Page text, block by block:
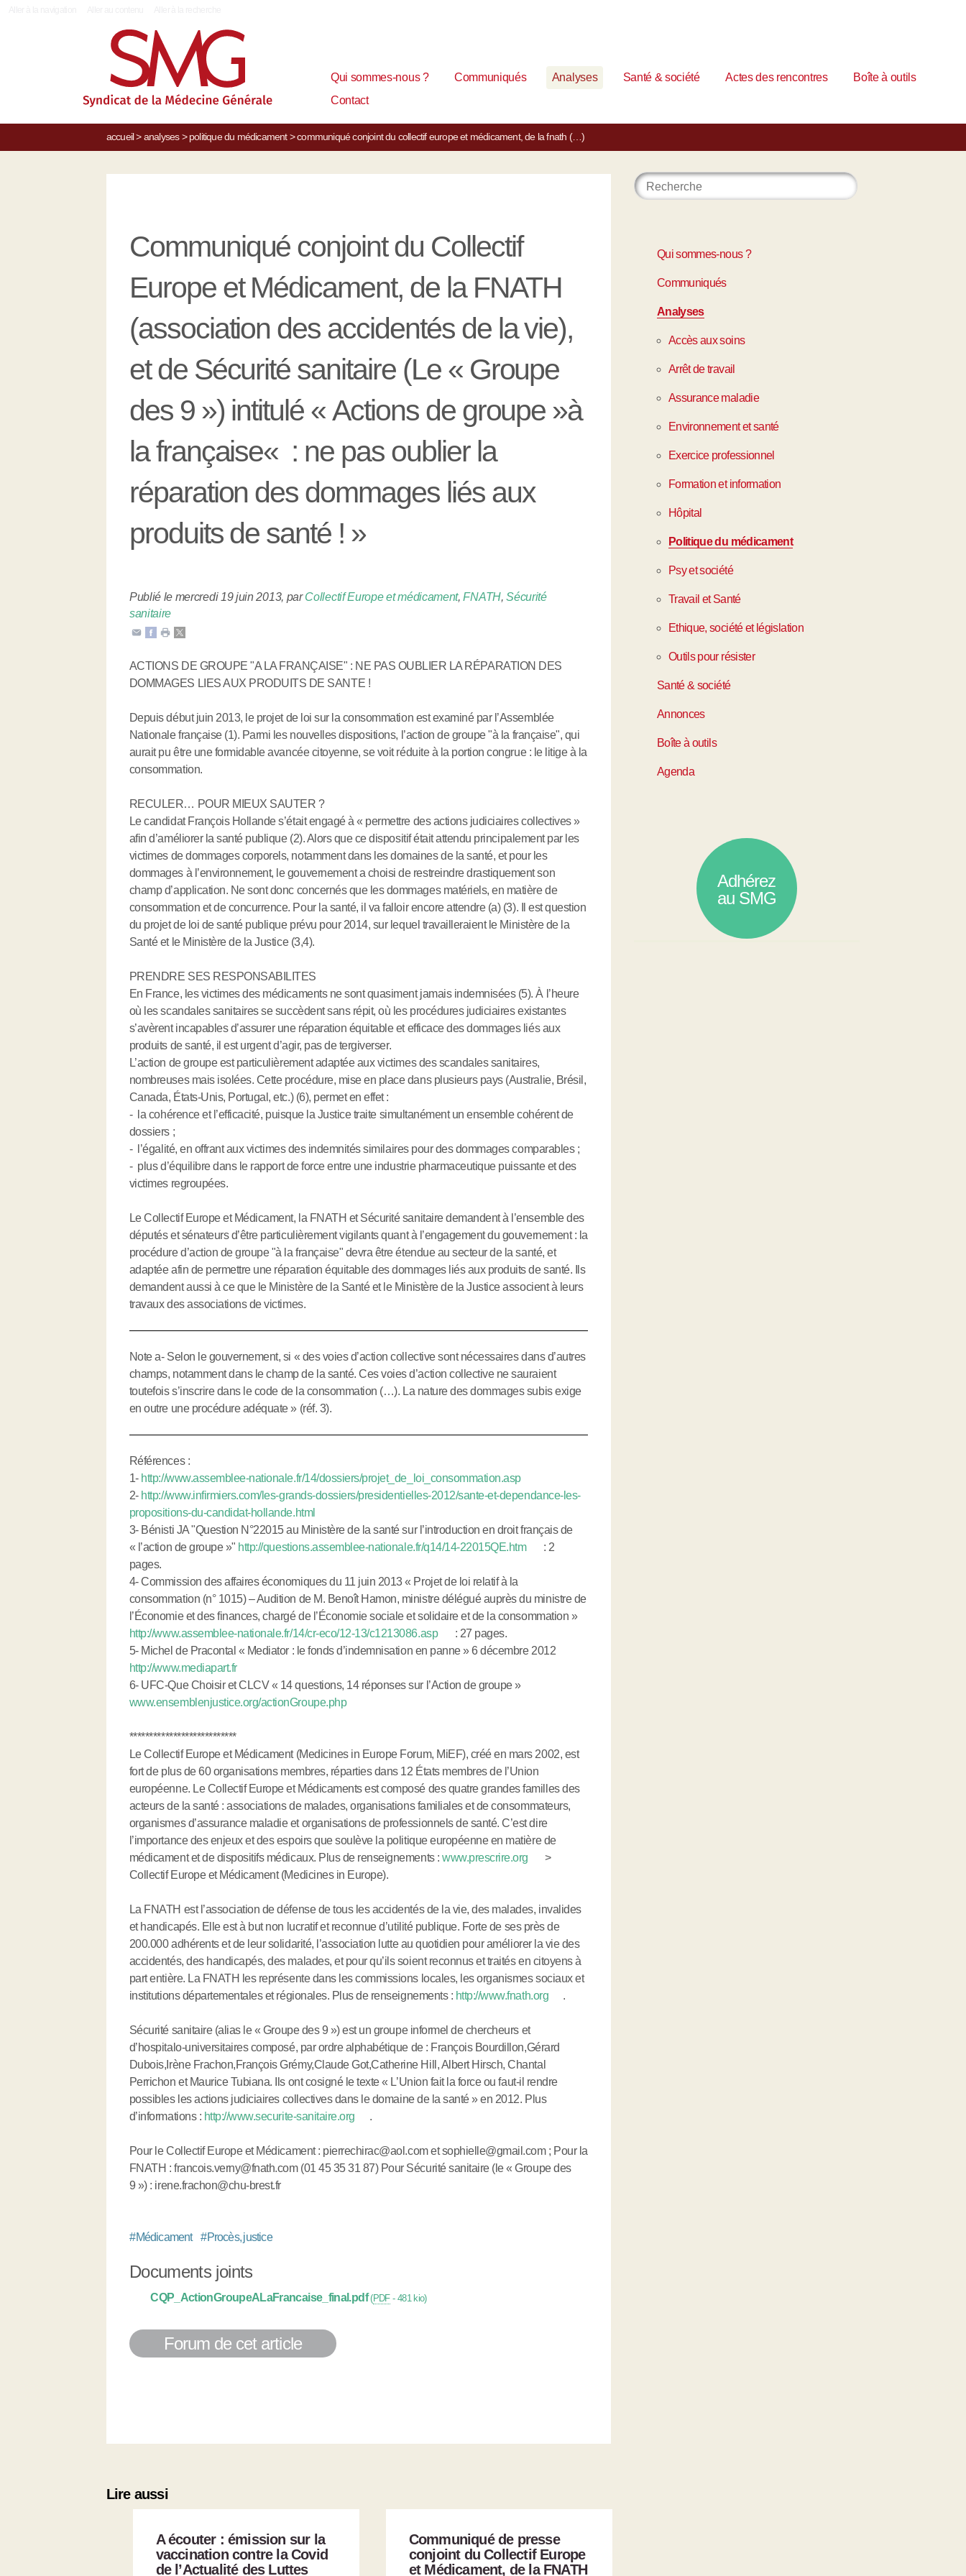
Qui sommes-nous ? Communiqués Analyses Santé & société Actes des rencontres
Boîte à outils
Contact
accueil> analyses> politique du médicament> communiqué conjoint du collectif europe et médicament, de la fnath (…)
Communiqué conjoint du Collectif
Europe et Médicament, de la FNATH
(association des accidentés de la vie),
et de Sécurité sanitaire (Le « Groupe
des 9 ») intitulé « Actions de groupe »à
la française« : ne pas oublier la
réparation des dommages liés aux
produits de santé ! »
Publié le mercredi 19 juin 2013, parCollectif Europe et médicament,FNATH,Sécurité
sanitaire
ACTIONS DE GROUPE "A LA FRANÇAISE" : NE PAS OUBLIER LA RÉPARATION DES
DOMMAGES LIES AUX PRODUITS DE SANTE !
Depuis début juin 2013, le projet de loi sur la consommation est examiné par l’Assemblée
Nationale française (1). Parmi les nouvelles dispositions, l’action de groupe "à la française", qui
aurait pu être une formidable avancée citoyenne, se voit réduite à la portion congrue : le litige à la
consommation.
RECULER… POUR MIEUX SAUTER ?
Le candidat François Hollande s’était engagé à « permettre des actions judiciaires collectives »
afin d’améliorer la santé publique (2). Alors que ce dispositif était attendu principalement par les
victimes de dommages corporels, notamment dans les domaines de la santé, et pour les
dommages à l’environnement, le gouvernement a choisi de restreindre drastiquement son
champ d’application. Ne sont donc concernés que les dommages matériels, en matière de
consommation et de concurrence. Pour la santé, il va falloir encore attendre (a) (3). Il est question
du projet de loi de santé publique prévu pour 2014, sur lequel travailleraient le Ministère de la
Santé et le Ministère de la Justice (3,4).
PRENDRE SES RESPONSABILITES
En France, les victimes des médicaments ne sont quasiment jamais indemnisées (5). À l’heure
où les scandales sanitaires se succèdent sans répit, où les procédures judiciaires existantes
s’avèrent incapables d’assurer une réparation équitable et efficace des dommages liés aux
produits de santé, il est urgent d’agir, pas de tergiverser.
L’action de groupe est particulièrement adaptée aux victimes des scandales sanitaires,
nombreuses mais isolées. Cette procédure, mise en place dans plusieurs pays (Australie, Brésil,
Canada, États-Unis, Portugal, etc.) (6), permet en effet :
- la cohérence et l’efficacité, puisque la Justice traite simultanément un ensemble cohérent de
dossiers ;
- l’égalité, en offrant aux victimes des indemnités similaires pour des dommages comparables ;
- plus d’équilibre dans le rapport de force entre une industrie pharmaceutique puissante et des
victimes regroupées.
Le Collectif Europe et Médicament, la FNATH et Sécurité sanitaire demandent à l’ensemble des
députés et sénateurs d’être particulièrement vigilants quant à l’engagement du gouvernement : la
procédure d’action de groupe "à la française" devra être étendue au secteur de la santé, et
adaptée afin de permettre une réparation équitable des dommages liés aux produits de santé. Ils
demandent aussi à ce que le Ministère de la Santé et le Ministère de la Justice associent à leurs
travaux des associations de victimes.
Note a- Selon le gouvernement, si « des voies d’action collective sont nécessaires dans d’autres
champs, notamment dans le champ de la santé. Ces voies d’action collective ne sauraient
toutefois s’inscrire dans le code de la consommation (…). La nature des dommages subis exige
en outre une procédure adéquate » (réf. 3).
Références :
1- http://www.assemblee-nationale.fr/14/dossiers/projet_de_loi_consommation.asp
2- http://www.infirmiers.com/les-grands-dossiers/presidentielles-2012/sante-et-dependance-les-
propositions-du-candidat-hollande.html
3- Bénisti JA "Question N°22015 au Ministère de la santé sur l’introduction en droit français de
« l’action de groupe »" http://questions.assemblee-nationale.fr/q14/14-22015QE.htm
: 2
pages.
4- Commission des affaires économiques du 11 juin 2013 « Projet de loi relatif à la
consommation (n° 1015) – Audition de M. Benoît Hamon, ministre délégué auprès du ministre de
l’Économie et des finances, chargé de l’Économie sociale et solidaire et de la consommation »
http://www.assemblee-nationale.fr/14/cr-eco/12-13/c1213086.asp
: 27 pages.
5- Michel de Pracontal « Mediator : le fonds d’indemnisation en panne » 6 décembre 2012
http://www.mediapart.fr
6- UFC-Que Choisir et CLCV « 14 questions, 14 réponses sur l’Action de groupe »
www.ensemblenjustice.org/actionGroupe.php
***************************
Le Collectif Europe et Médicament (Medicines in Europe Forum, MiEF), créé en mars 2002, est
fort de plus de 60 organisations membres, réparties dans 12 États membres de l’Union
européenne. Le Collectif Europe et Médicaments est composé des quatre grandes familles des
acteurs de la santé : associations de malades, organisations familiales et de consommateurs,
organismes d’assurance maladie et organisations de professionnels de santé. C’est dire
l’importance des enjeux et des espoirs que soulève la politique européenne en matière de
médicament et de dispositifs médicaux. Plus de renseignements :www.prescrire.org
>
Collectif Europe et Médicament (Medicines in Europe).
La FNATH est l’association de défense de tous les accidentés de la vie, des malades, invalides
et handicapés. Elle est à but non lucratif et reconnue d’utilité publique. Forte de ses près de
200.000 adhérents et de leur solidarité, l’association lutte au quotidien pour améliorer la vie des
accidentés, des handicapés, des malades, et pour qu’ils soient reconnus et traités en citoyens à
part entière. La FNATH les représente dans les commissions locales, les organismes sociaux et
institutions départementales et régionales. Plus de renseignements : http://www.fnath.org .
Sécurité sanitaire (alias le « Groupe des 9 ») est un groupe informel de chercheurs et
d’hospitalo-universitaires composé, par ordre alphabétique de : François Bourdillon,Gérard
Dubois,Irène Frachon,François Grémy,Claude Got,Catherine Hill, Albert Hirsch, Chantal
Perrichon et Maurice Tubiana. Ils ont cosigné le texte « L’Union fait la force ou faut-il rendre
possibles les actions judiciaires collectives dans le domaine de la santé » en 2012. Plus
d’informations : http://www.securite-sanitaire.org .
Pour le Collectif Europe et Médicament : pierrechirac@aol.com et sophielle@gmail.com ; Pour la
FNATH : francois.verny@fnath.com (01 45 35 31 87) Pour Sécurité sanitaire (le « Groupe des
9 ») : irene.frachon@chu-brest.fr
#Médicament #Procès, justice
Documents joints
CQP_ActionGroupeALaFrancaise_final.pdf (PDF- 481 kio)
Forum de cet article
Lire aussi
A écouter : émission sur la
vaccination contre la Covid
de l’Actualité des Luttes
Communiqué de presse
conjoint du Collectif Europe
et Médicament, de la FNATH
Qui sommes-nous ?
Communiqués
Analyses
Accès aux soins
Arrêt de travail
Assurance maladie
Environnement et santé
Exercice professionnel
Formation et information
Hôpital
Politique du médicament
Psy et société
Travail et Santé
Ethique, société et législation
Outils pour résister
Santé & société
Annonces
Boîte à outils
Agenda
Adhérez
au SMG